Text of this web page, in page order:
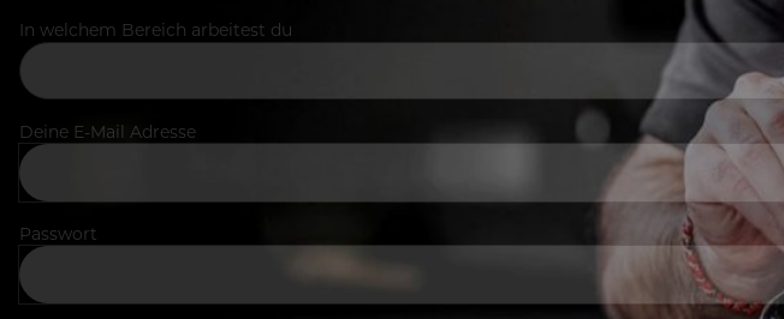
In welchem Bereich arbeitest du
Deine E-Mail Adresse
Passwort